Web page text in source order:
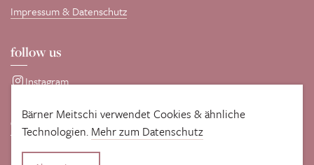
Bärner Meitschi verwendet Cookies & ähnliche
Technologien. Mehr zum Datenschutz
Impressum & Datenschutz
follow us
Instagram
comotive GmbH
Entwickelt und gepflegt wird diese Seite von unseren WordPress-